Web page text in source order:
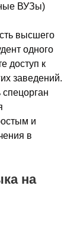
ВУЗы)
высшего
одного
доступ к
заведений.
и
в
на